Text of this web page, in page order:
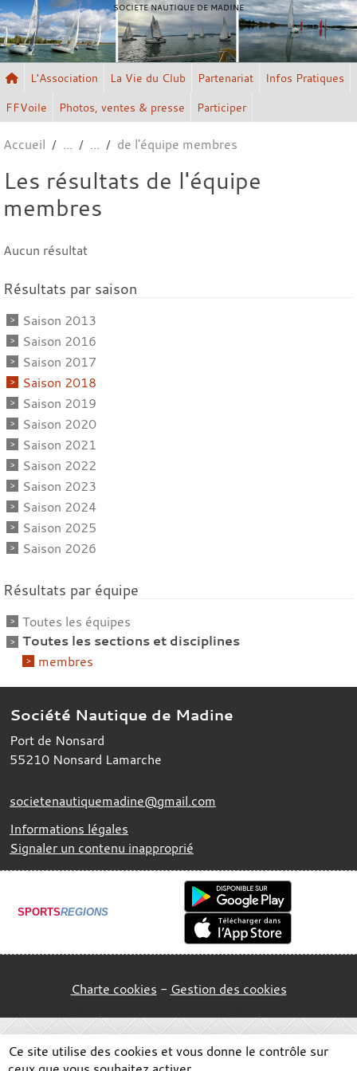
SOCIETE NAUTIQUE DE MADINE
L'Association La Vie du Club Partenariat
Infos Pratiques
FFVoile
Photos, ventes & presse Participer
Accueil de l'équipe membres
Les résultats de l'équipe
membres
Aucun résultat
Résultats par saison
Saison 2013
Saison 2016
Saison 2017
Saison 2018
Saison 2019
Saison 2020
Saison 2021
Saison 2022
Saison 2023
Saison 2024
Saison 2025
Saison 2026
Résultats par équipe
Toutes les équipes
Toutes les sections et disciplines
membres
Société Nautique de Madine
Port de Nonsard
55210 Nonsard Lamarche
societenautiquemadine@gmail.com
Informations légales
Signaler un contenu inapproprié
SPORTSREGIONS
Charte cookies Gestion des cookies
Panneau de gestion des cookies
Ce site utilise des cookies et vous donne le contrôle sur